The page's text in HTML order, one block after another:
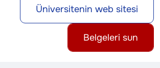
Üniversitenin web sitesi
Belgeleri sun